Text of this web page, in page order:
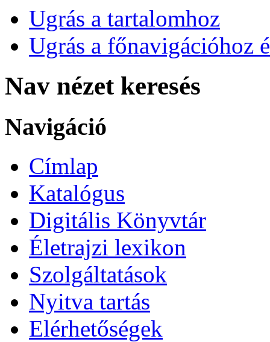
Ugrás a tartalomhoz
Ugrás a főnavigációhoz
Nav nézet keresés
Navigáció
Címlap
Katalógus
Digitális Könyvtár
Életrajzi lexikon
Szolgáltatások
Nyitva tartás
Elérhetőségek